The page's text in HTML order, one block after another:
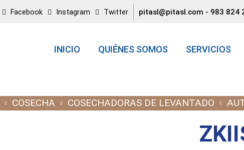
Facebook Instagram Twitter pitasl@pitasl.com - 983 824
INICIO QUIÉNES SOMOS SERVICIOS
COSECHA COSECHADORAS DE LEVANTADO